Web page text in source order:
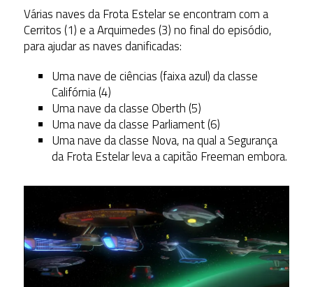
Várias naves da Frota Estelar se encontram com a
Cerritos (1) e a Arquimedes (3) no final do episódio,
para ajudar as naves danificadas:
Uma nave de ciências (faixa azul) da classe
Califórnia (4)
Uma nave da classe Oberth (5)
Uma nave da classe Parliament (6)
Uma nave da classe Nova, na qual a Segurança
da Frota Estelar leva a capitão Freeman embora.